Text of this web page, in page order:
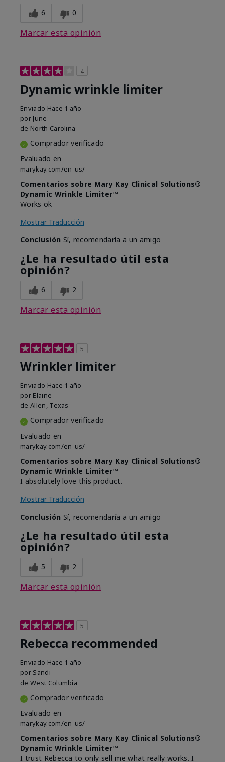
6 0
Marcar esta opinión
4
Dynamic wrinkle limiter
Enviado Hace 1 año
por June
de North Carolina
Comprador verificado
Evaluado en
marykay.com/en-us/
Comentarios sobre Mary Kay Clinical Solutions®
Dynamic Wrinkle Limiter™
Works ok
Mostrar Traducción
Conclusión Sí, recomendaría a un amigo
¿Le ha resultado útil esta
opinión?
6 2
Marcar esta opinión
5
Wrinkler limiter
Enviado Hace 1 año
por Elaine
de Allen, Texas
Comprador verificado
Evaluado en
marykay.com/en-us/
Comentarios sobre Mary Kay Clinical Solutions®
Dynamic Wrinkle Limiter™
I absolutely love this product.
Mostrar Traducción
Conclusión Sí, recomendaría a un amigo
¿Le ha resultado útil esta
opinión?
5 2
Marcar esta opinión
5
Rebecca recommended
Enviado Hace 1 año
por Sandi
de West Columbia
Comprador verificado
Evaluado en
marykay.com/en-us/
Comentarios sobre Mary Kay Clinical Solutions®
Dynamic Wrinkle Limiter™
I trust Rebecca to only sell me what really works. I